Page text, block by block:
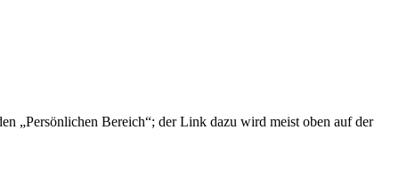
„Persönlichen Bereich“; der Link dazu wird meist oben auf der